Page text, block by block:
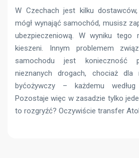
W Czechach jest kilku
mógł wynająć samochód, musisz
ubezpieczeniową. W wyniku
kieszeni. Innym problemem
samochodu jest konieczność
nieznanych drogach, chociaż
byćożywczy – każdemu według
Pozostaje więc w zasadzie tylko
to rozgryźć? Oczywiście transfer